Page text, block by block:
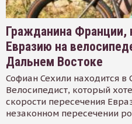
Гражданина Франции,
Евразию на
Дальнем Востоке
Софиан Сехили находится в
Велосипедист, который
скорости пересечения
незаконном пересечении